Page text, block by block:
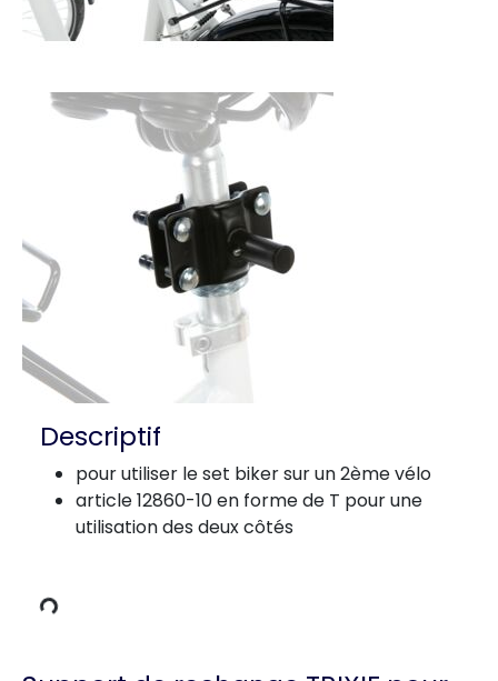
Descriptif
pour utiliser le set biker sur un 2ème vélo
article 12860-10 en forme de T pour une
utilisation des deux côtés